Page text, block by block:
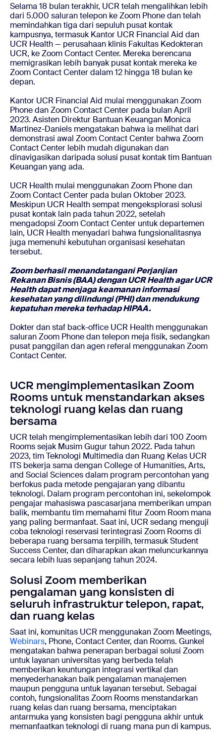
Selama 18 bulan terakhir, UCR telah mengalihkan lebih
dari 5.000 saluran telepon ke Zoom Phone dan telah
memindahkan tiga dari sepuluh pusat kontak
kampusnya, termasuk Kantor UCR Financial Aid dan
UCR Health — perusahaan klinis Fakultas Kedokteran
UCR, ke Zoom Contact Center. Mereka berencana
memigrasikan lebih banyak pusat kontak mereka ke
Zoom Contact Center dalam 12 hingga 18 bulan ke
depan.
Kantor UCR Financial Aid mulai menggunakan Zoom
Phone dan Zoom Contact Center pada bulan April
2023. Asisten Direktur Bantuan Keuangan Monica
Martinez-Daniels mengatakan bahwa ia melihat dari
demonstrasi awal Zoom Contact Center bahwa Zoom
Contact Center lebih mudah digunakan dan
dinavigasikan daripada solusi pusat kontak tim Bantuan
Keuangan yang ada.
UCR Health mulai menggunakan Zoom Phone dan
Zoom Contact Center pada bulan Oktober 2023.
Meskipun UCR Health sempat mengeksplorasi solusi
pusat kontak lain pada tahun 2022, setelah
mengadopsi Zoom Contact Center untuk departemen
lain, UCR Health menyadari bahwa fungsionalitasnya
juga memenuhi kebutuhan organisasi kesehatan
tersebut.
Zoom berhasil menandatangani Perjanjian
Rekanan Bisnis (BAA) dengan UCR Health agar UCR
Health dapat menjaga keamanan informasi
kesehatan yang dilindungi (PHI) dan mendukung
kepatuhan mereka terhadap HIPAA.
Dokter dan staf back-office UCR Health menggunakan
saluran Zoom Phone dan telepon meja fisik, sedangkan
pusat panggilan dan agen referal menggunakan Zoom
Contact Center.
UCR mengimplementasikan Zoom
Rooms untuk menstandarkan akses
teknologi ruang kelas dan ruang
bersama
UCR telah mengimplementasikan lebih dari 100 Zoom
Rooms sejak Musim Gugur tahun 2022. Pada tahun
2023, tim Teknologi Multimedia dan Ruang Kelas UCR
ITS bekerja sama dengan College of Humanities, Arts,
and Social Sciences dalam program percontohan yang
berfokus pada metode pengajaran yang dibantu
teknologi. Dalam program percontohan ini, sekelompok
pengajar mahasiswa pascasarjana memberikan umpan
balik, membantu tim memahami fitur Zoom Room mana
yang paling bermanfaat. Saat ini, UCR sedang menguji
coba teknologi reservasi terintegrasi Zoom Rooms di
beberapa ruang bersama terpilih, termasuk Student
Success Center, dan diharapkan akan meluncurkannya
secara lebih luas sepanjang tahun 2024.
Solusi Zoom memberikan
pengalaman yang konsisten di
seluruh infrastruktur telepon, rapat,
dan ruang kelas
Saat ini, komunitas UCR menggunakan Zoom Meetings,
Webinars, Phone, Contact Center, dan Rooms. Gunkel
mengatakan bahwa penerapan berbagai solusi Zoom
untuk layanan universitas yang berbeda telah
memberikan keuntungan integrasi vertikal dan
menyederhanakan baik pengalaman manajemen
maupun pengguna untuk layanan tersebut. Sebagai
contoh, fungsionalitas Zoom Rooms menstandarkan
ruang kelas dan ruang bersama, menciptakan
antarmuka yang konsisten bagi pengguna akhir untuk
memanfaatkan teknologi di ruang mana pun di kampus.